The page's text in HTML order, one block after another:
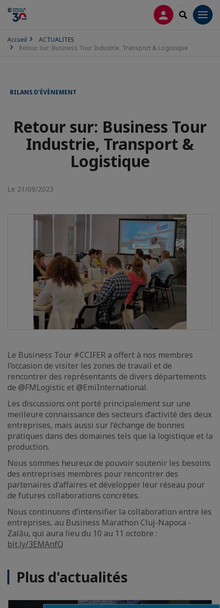
CONNEXION
Accueil
ACTUALITES
Retour sur: Business Tour Industrie, Transport & Logistique
BILANS D’ÉVÈNEMENT
Retour sur: Business Tour
Industrie, Transport &
Logistique
Le 21/09/2023
Le Business Tour #CCIFER a offert à nos membres
l’occasion de visiter les zones de travail et de
rencontrer des représentants de divers départements
de @FMLogistic et @EmiInternational.
Les discussions ont porté principalement sur une
meilleure connaissance des secteurs d’activité des deux
entreprises, mais aussi sur l’échange de bonnes
pratiques dans des domaines tels que la logistique et la
production.
Nous sommes heureux de pouvoir soutenir les besoins
des entreprises membres pour rencontrer des
partenaires d'affaires et développer leur réseau pour
de futures collaborations concrètes.
Nous continuons d’intensifier la collaboration entre les
entreprises, au Business Marathon Cluj-Napoca -
Zalău, qui aura lieu du 10 au 11 octobre :
bit.ly/3EMAnfQ
Plus d'actualités